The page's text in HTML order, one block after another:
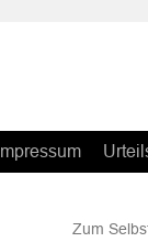
Impressum
Zum